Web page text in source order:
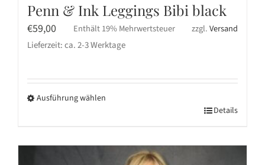
Penn & Ink Leggings Bibi black
€59,00 Enthält 19% Mehrwertsteuer zzgl.Versand
Lieferzeit: ca. 2-3 Werktage
Ausführung wählen
weist
Details